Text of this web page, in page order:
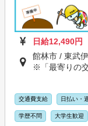
日給12,490円
館林市 / 東武
※「最寄りの
交通費支給 日払い・
学歴不問 大学生歓迎